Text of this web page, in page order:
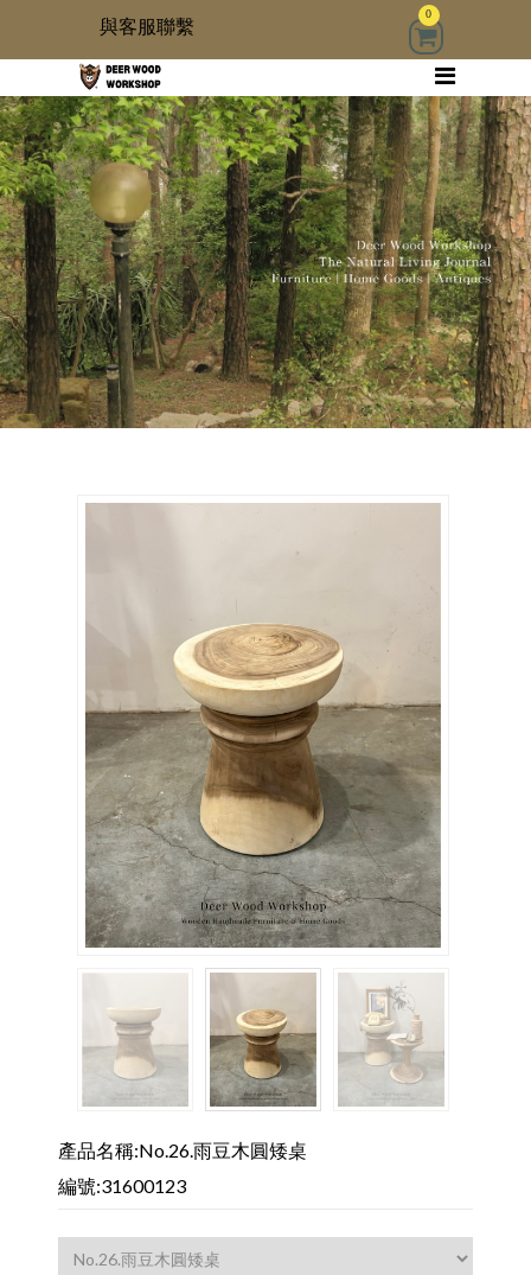
家具
木雜貨
生活器具
古物道具
居家修繕道具材料
客製化相簿
與客服聯繫
0
產品名稱:No.26.雨豆木圓矮桌
編號:31600123